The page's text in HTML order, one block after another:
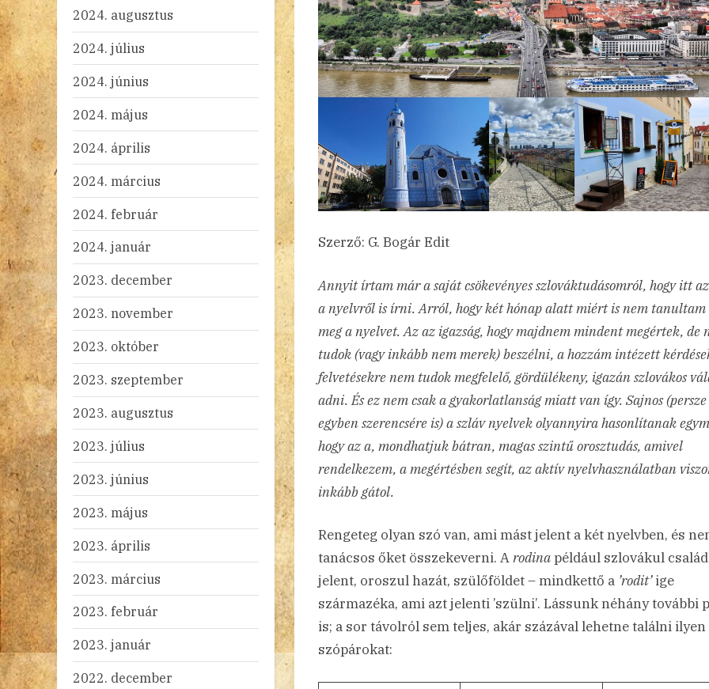
Szerző: G. Bogár Edit
Annyit írtam már a saját csökevényes szlováktudásomról, hogy itt
a nyelvről is írni. Arról, hogy két hónap alatt miért is nem tanultam
meg a nyelvet. Az az igazság, hogy majdnem mindent megértek, de
tudok (vagy inkább nem merek) beszélni, a hozzám intézett
felvetésekre nem tudok megfelelő, gördülékeny, igazán szlovákos
adni. És ez nem csak a gyakorlatlanság miatt van így. Sajnos (persze
egyben szerencsére is) a szláv nyelvek olyannyira hasonlítanak
hogy az a, mondhatjuk bátran, magas szintű orosztudás, amivel
rendelkezem, a megértésben segít, az aktív nyelvhasználatban
inkább gátol.
Rengeteg olyan szó van, ami mást jelent a két nyelvben, és
tanácsos őket összekeverni. Arodinapéldául szlovákul
jelent, oroszul hazát, szülőföldet – mindkettő a ’rodit’ige
származéka, ami azt jelenti ’szülni’. Lássunk néhány további
is; a sor távolról sem teljes, akár százával lehetne találni ilyen
szópárokat:
2024. augusztus
2024. július
2024. június
2024. május
2024. április
2024. március
2024. február
2024. január
2023. december
2023. november
2023. október
2023. szeptember
2023. augusztus
2023. július
2023. június
2023. május
2023. április
2023. március
2023. február
2023. január
2022. december